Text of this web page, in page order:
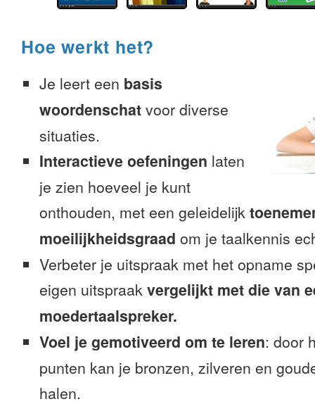
Hoe werkt het?
Je leert een basis
woordenschat voor diverse
situaties.
Interactieve oefeningen laten
je zien hoeveel je kunt
onthouden, met een geleidelijk
moeilijkheidsgraad om je taalkennis
Verbeter je uitspraak met het opname
eigen uitspraak vergelijkt met die van
moedertaalspreker.
Voel je gemotiveerd om te leren: door
punten kan je bronzen, zilveren en
halen.